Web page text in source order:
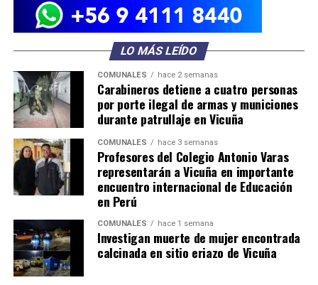
LO MÁS LEÍDO
COMUNALES hace 2 semanas
Carabineros detiene a cuatro personas
por porte ilegal de armas y municiones
durante patrullaje en Vicuña
COMUNALES hace 3 semanas
Profesores del Colegio Antonio Varas
representarán a Vicuña en importante
encuentro internacional de Educación
en Perú
COMUNALES hace 1 semana
Investigan muerte de mujer encontrada
calcinada en sitio eriazo de Vicuña